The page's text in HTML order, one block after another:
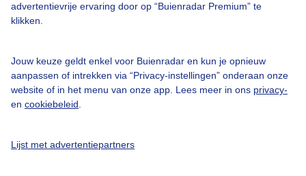
advertentievrije ervaring door op “Buienradar Premium” te
klikken.
Jouw keuze geldt enkel voor Buienradar en kun je opnieuw
aanpassen of intrekken via “Privacy-instellingen” onderaan onze
website of in het menu van onze app. Lees meer in ons privacy-
en cookiebeleid
Lijst met advertentiepartners
Toegankelijkheid
Buienradar Team
Privacy beleid
Privacy instellingen